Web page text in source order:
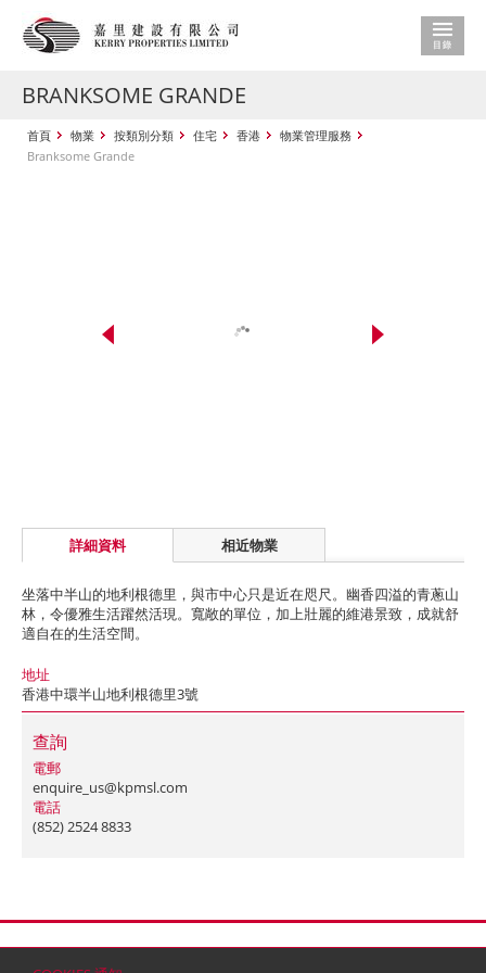
BRANKSOME GRANDE
首頁 物業 按類別分類 住宅 香港
物業管理服務
Branksome Grande
詳細資料 相近物業
坐落中半山的地利根德里，與市中心只是近在咫尺。幽香四溢的青蔥山
林，令優雅生活躍然活現。寬敞的單位，加上壯麗的維港景致，成就舒
適自在的生活空間。
地址
香港中環半山地利根德里3號
查詢
電郵
enquire_us@kpmsl.com
電話
(852) 2524 8833